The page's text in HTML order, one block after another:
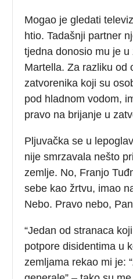
Mogao je gledati
htio. Tadašnji partner
tjedna donosio mu je
Martella. Za razliku od
zatvorenika koji su
pod hladnom vodom,
pravo na brijanje u
Pljuvačka se u
nije smrzavala nešto
zemlje. No, Franjo
sebe kao žrtvu, imao
Nebo. Pravo nebo,
“Jedan od stranaca
potpore disidentima u
zemljama rekao mi je: